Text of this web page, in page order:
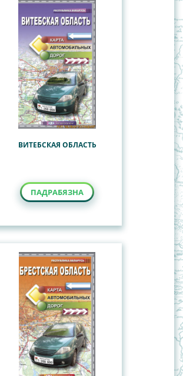
ВИТЕБСКАЯ ОБЛАСТЬ
ПАДРАБЯЗНА